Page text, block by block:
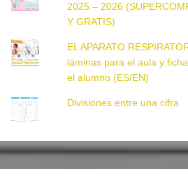
2025 – 2026
Y GRATIS)
EL APARATO
láminas para el aula y
el alumno (ES/EN)
Divisiones entre una cifra